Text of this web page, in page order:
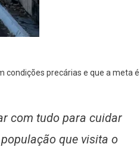
condições precárias e que a meta é
com tudo para cuidar
que visita o